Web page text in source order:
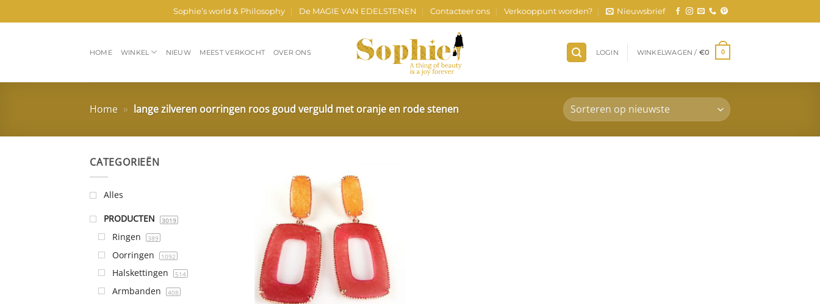
naar
Sophie’s world & Philosophy De MAGIE VAN EDELSTENEN Contacteer ons Verkooppunt worden? Nieuwsbrief
HOME WINKEL NIEUW MEEST VERKOCHT OVER ONS LOGIN WINKELWAGEN / €0 0
Home » lange zilveren oorringen roos goud verguld met oranje en rode stenen
CATEGORIEËN
Alles
PRODUCTEN 3019
Ringen 389
Oorringen 1092
Halskettingen 514
Armbanden 408